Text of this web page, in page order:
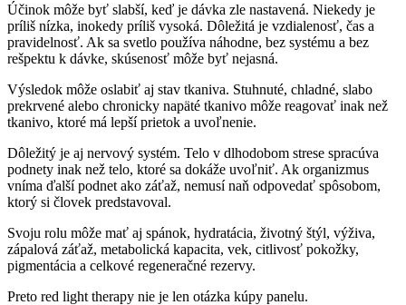
Účinok môže byť slabší, keď je dávka zle nastavená. Niekedy je
príliš nízka, inokedy príliš vysoká. Dôležitá je vzdialenosť, čas a
pravidelnosť. Ak sa svetlo používa náhodne, bez systému a bez
rešpektu k dávke, skúsenosť môže byť nejasná.
Výsledok môže oslabiť aj stav tkaniva. Stuhnuté, chladné, slabo
prekrvené alebo chronicky napäté tkanivo môže reagovať inak než
tkanivo, ktoré má lepší prietok a uvoľnenie.
Dôležitý je aj nervový systém. Telo v dlhodobom strese spracúva
podnety inak než telo, ktoré sa dokáže uvoľniť. Ak organizmus
vníma ďalší podnet ako záťaž, nemusí naň odpovedať spôsobom,
ktorý si človek predstavoval.
Svoju rolu môže mať aj spánok, hydratácia, životný štýl, výživa,
zápalová záťaž, metabolická kapacita, vek, citlivosť pokožky,
pigmentácia a celkové regeneračné rezervy.
Preto red light therapy nie je len otázka kúpy panelu.